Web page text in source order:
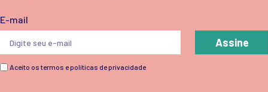
E-mail
Aceito os termos e políticas de privacidade
Assine